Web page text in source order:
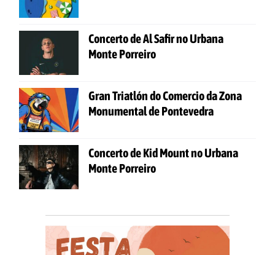
Concerto de Al Safir no Urbana
Monte Porreiro
Gran Triatlón do Comercio da Zona
Monumental de Pontevedra
Concerto de Kid Mount no Urbana
Monte Porreiro